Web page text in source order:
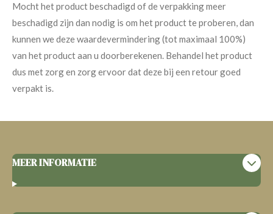
Mocht het product beschadigd of de verpakking meer
beschadigd zijn dan nodig is om het product te proberen, dan
kunnen we deze waardevermindering (tot maximaal 100%)
van het product aan u doorberekenen. Behandel het product
dus met zorg en zorg ervoor dat deze bij een retour goed
verpakt is.
MEER INFORMATIE